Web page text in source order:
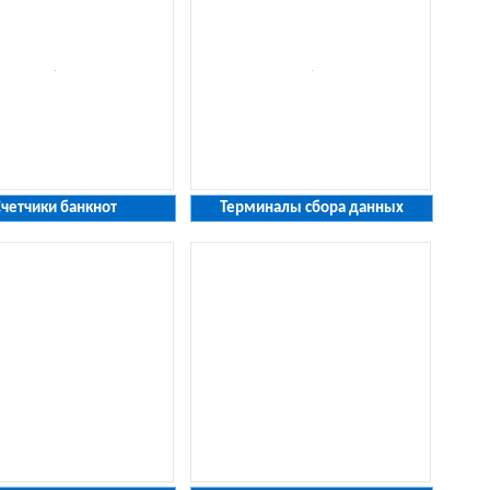
банкнот Терминалы сбора данных